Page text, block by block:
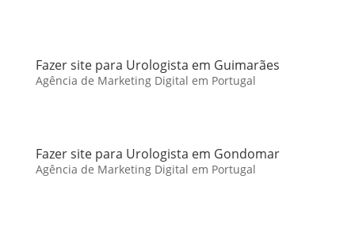
Fazer site para Urologista em Guimarães
Agência de Marketing Digital em Portugal
Fazer site para Urologista em Gondomar
Agência de Marketing Digital em Portugal